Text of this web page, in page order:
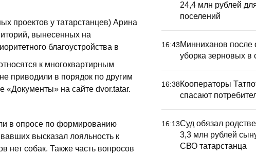
проектов у татар­станцев) Арина
вынесенных на
благоустройства в
к многоквартирным
приводили в порядок по другим
«Документы» на сайте dvor.tatar.
в опросе по формированию
высказал лояльность к
нет собак. Также часть вопросов
24,4 млн рублей
поселений
16:43Минниханов после
уборка зерновых в
16:38Кооператоры
спасают
16:13Суд обязал
3,3 млн рублей
СВО татарстанца